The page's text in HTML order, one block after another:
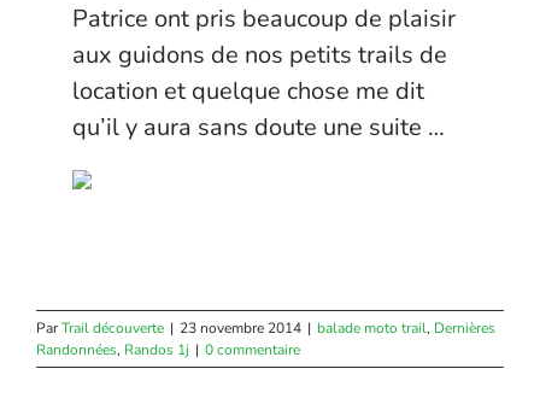
Patrice ont pris beaucoup de plaisir
aux guidons de nos petits trails de
location et quelque chose me dit
qu’il y aura sans doute une suite …
ParTrail découverte | 23 novembre 2014 | balade moto trail, Dernières
Randonnées, Randos 1j | 0 commentaire